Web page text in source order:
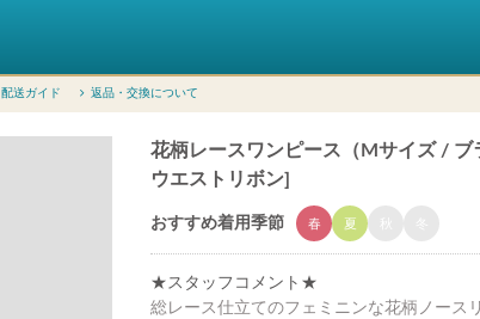
配送ガイド 返品・交換について
花柄レースワンピース（Mサイズ / ブ
ウエストリボン]
おすすめ着用季節 春 夏
★スタッフコメント★
総レース仕立てのフェミニンな花柄ノース